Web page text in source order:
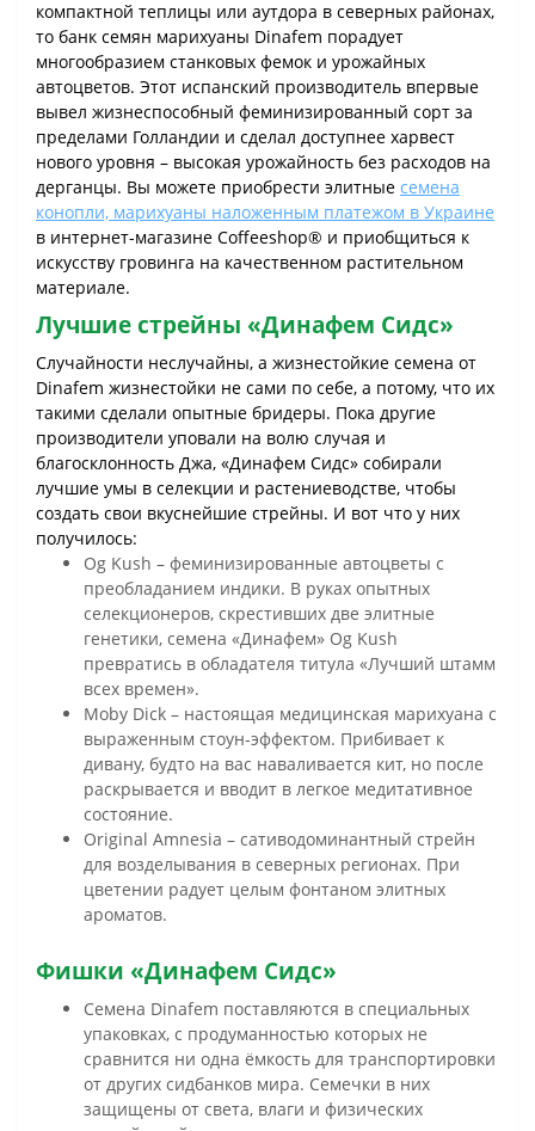
компактной теплицы или аутдора в северных районах,
то банк семян марихуаны Dinafem порадует
многообразием станковых фемок и урожайных
автоцветов. Этот испанский производитель впервые
вывел жизнеспособный феминизированный сорт за
пределами Голландии и сделал доступнее харвест
нового уровня – высокая урожайность без расходов на
дерганцы. Вы можете приобрести элитные семена
конопли, марихуаны наложенным платежом в Украине
в интернет-магазине Coffeeshop® и приобщиться к
искусству гровинга на качественном растительном
материале.
Лучшие стрейны «Динафем Сидс»
Случайности неслучайны, а жизнестойкие семена от
Dinafem жизнестойки не сами по себе, а потому, что их
такими сделали опытные бридеры. Пока другие
производители уповали на волю случая и
благосклонность Джа, «Динафем Сидс» собирали
лучшие умы в селекции и растениеводстве, чтобы
создать свои вкуснейшие стрейны. И вот что у них
получилось:
Og Kush – феминизированные автоцветы с
преобладанием индики. В руках опытных
селекционеров, скрестивших две элитные
генетики, семена «Динафем» Og Kush
превратись в обладателя титула «Лучший штамм
всех времен».
Moby Dick – настоящая медицинская марихуана с
выраженным стоун-эффектом. Прибивает к
дивану, будто на вас наваливается кит, но после
раскрывается и вводит в легкое медитативное
состояние.
Original Amnesia – сативодоминантный стрейн
для возделывания в северных регионах. При
цветении радует целым фонтаном элитных
ароматов.
Фишки «Динафем Сидс»
Семена Dinafem поставляются в специальных
упаковках, с продуманностью которых не
сравнится ни одна ёмкость для транспортировки
от других сидбанков мира. Семечки в них
защищены от света, влаги и физических